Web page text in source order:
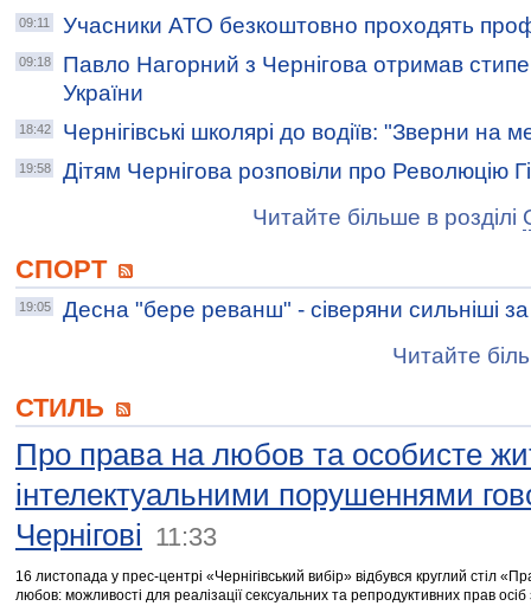
09:11 Учасники АТО безкоштовно проходять
09:18
Павло Нагорний з Чернігова отримав
України
18:42 Чернігівські школярі до водіїв: "Зверни на
19:58
Дітям Чернігова розповіли про Революцію
Читайте більше в розділі
СПОРТ
19:05
Десна "бере реванш" - сіверяни сильніші
Читайте
СТИЛЬ
Про права на любов та особисте
інтелектуальними порушеннями
Чернігові 11:33
16 листопада у прес-центрі «Чернігівський вибір» відбувся круглий стіл
любов: можливості для реалізації сексуальних та репродуктивних прав осіб